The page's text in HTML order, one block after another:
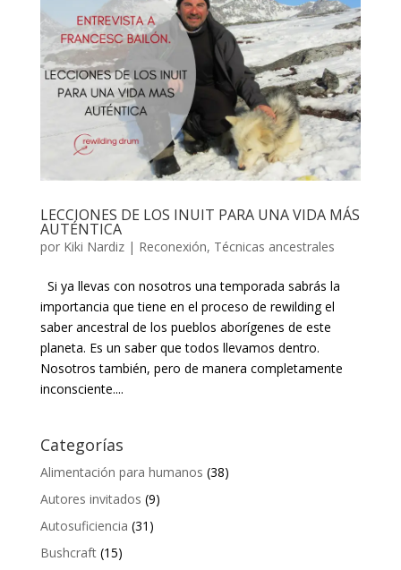
LECCIONES DE LOS INUIT PARA UNA VIDA MÁS
AUTÉNTICA
por Kiki Nardiz| Reconexión, Técnicas ancestrales
Si ya llevas con nosotros una temporada sabrás la
importancia que tiene en el proceso de rewilding el
saber ancestral de los pueblos aborígenes de este
planeta. Es un saber que todos llevamos dentro.
Nosotros también, pero de manera completamente
inconsciente....
Categorías
Alimentación para humanos (38)
Autores invitados (9)
Autosuficiencia (31)
Bushcraft(15)